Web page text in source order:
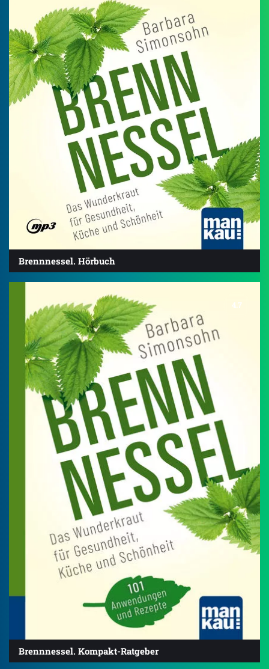
Brennnessel. Hörbuch
4.7
Brennnessel. Kompakt-Ratgeber